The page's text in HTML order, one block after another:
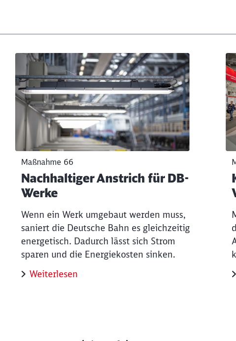
Maßnahme 66
Nachhaltiger Anstrich für DB-
Werke
Wenn ein Werk umgebaut werden muss,
saniert die Deutsche Bahn es gleichzeitig
energetisch. Dadurch lässt sich Strom
sparen und die Energiekosten sinken.
Weiterlesen